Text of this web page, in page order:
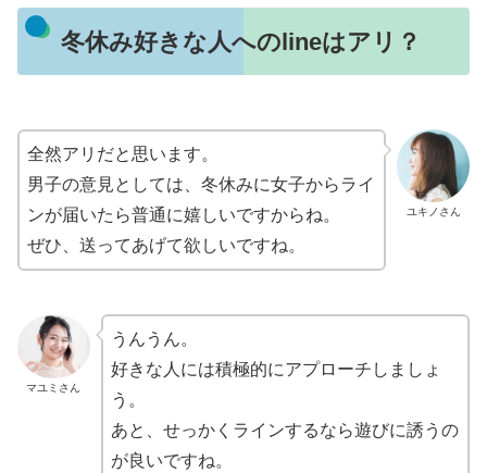
冬休み好きな人へのlineはアリ？
ユキノさん
全然アリだと思います。
男子の意見としては、冬休みに女子からライ
ンが届いたら普通に嬉しいですからね。
ぜひ、送ってあげて欲しいですね。
マユミさん
うんうん。
好きな人には積極的にアプローチしましょ
う。
あと、せっかくラインするなら遊びに誘うの
が良いですね。